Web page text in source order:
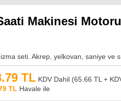
Makinesi
seti. Akrep, yelkovan, saniye ve
TL KDV Dahil (65.66 TL +
TL Havale ile